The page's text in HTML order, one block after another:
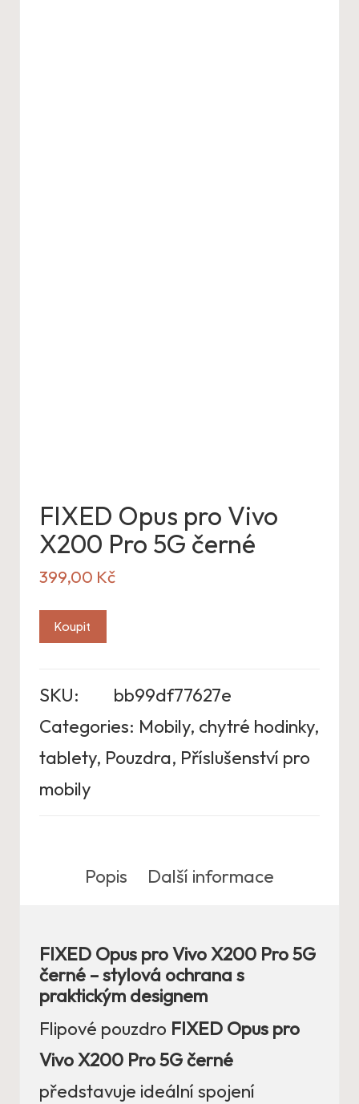
FIXED Opus pro Vivo
X200 Pro 5G černé
399,00 Kč
Koupit
SKU:
bb99df77627e
Categories: Mobily, chytré hodinky,
tablety, Pouzdra, Příslušenství pro
mobily
Popis Další informace
FIXED Opus pro Vivo X200 Pro 5G
černé – stylová ochrana s
praktickým designem
Flipové pouzdro FIXED Opus pro
Vivo X200 Pro 5G černé
představuje ideální spojení